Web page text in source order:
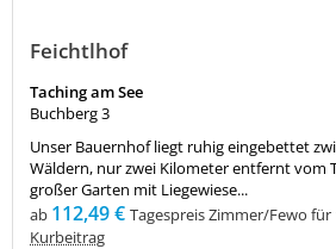
Feichtlhof
Taching am See
Buchberg 3
Unser Bauernhof liegt ruhig eingebettet
Wäldern, nur zwei Kilometer entfernt vom
großer Garten mit Liegewiese...
ab 112,49 € Tagespreis Zimmer/Fewo für
Kurbeitrag